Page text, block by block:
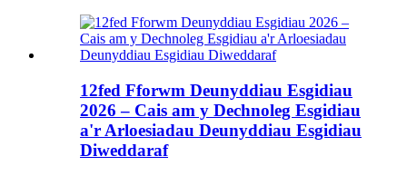
12fed Fforwm Deunyddiau Esgidiau
2026 – Cais am y Dechnoleg Esgidiau
a'r Arloesiadau Deunyddiau Esgidiau
Diweddaraf